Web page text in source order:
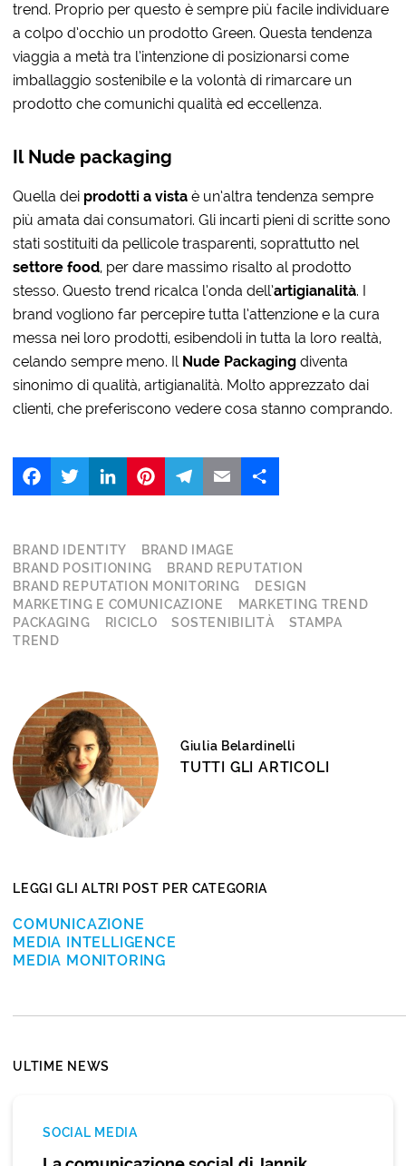
trend. Proprio per questo è sempre più facile individuare
a colpo d’occhio un prodotto Green. Questa tendenza
viaggia a metà tra l’intenzione di posizionarsi come
imballaggio sostenibile e la volontà di rimarcare un
prodotto che comunichi qualità ed eccellenza.
Il Nude packaging
Quella dei prodotti a vista è un’altra tendenza sempre
più amata dai consumatori. Gli incarti pieni di scritte sono
stati sostituiti da pellicole trasparenti, soprattutto nel
settore food, per dare massimo risalto al prodotto
stesso. Questo trend ricalca l’onda dell’artigianalità. I
brand vogliono far percepire tutta l’attenzione e la cura
messa nei loro prodotti, esibendoli in tutta la loro realtà,
celando sempre meno. Il Nude Packaging diventa
sinonimo di qualità, artigianalità. Molto apprezzato dai
clienti, che preferiscono vedere cosa stanno comprando.
FacebookTwitter LinkedIn
BRAND IDENTITY
BRAND IMAGE
BRAND POSITIONING
BRAND REPUTATION
BRAND REPUTATION MONITORING
DESIGN
MARKETING E COMUNICAZIONE
MARKETING TREND
PACKAGING
RICICLO SOSTENIBILITÀ
STAMPA
TREND
Giulia Belardinelli
TUTTI GLI ARTICOLI
LEGGI GLI ALTRI POST PER CATEGORIA
COMUNICAZIONE
MEDIA INTELLIGENCE
MEDIA MONITORING
ULTIME NEWS
SOCIAL MEDIA